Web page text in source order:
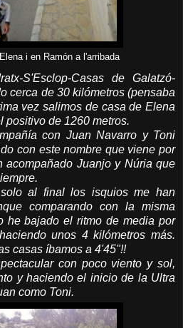
i en Ramón a l'arribada
S'Esclop-Casas de Galatzó-
cerca de 30 kilómetros (pensaba
vez salimos de casa de Elena
positivo de 1260 metros.
con Juan Navarro y Toni
con este nombre que viene por
acompañado Juanjo y Núria que
al final los isquios me han
comparando con la misma
he bajado el ritmo de media por
unos 4 kilómetros más.
casas íbamos a 4'45"!!
con poco viento y sol,
y haciendo el inicio de la Ultra
como Toni.